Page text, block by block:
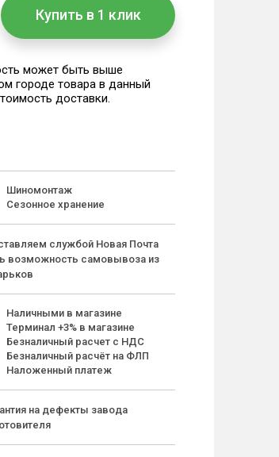
Купить в 1 клик
может быть выше
городе товара в данный
доставки.
Шиномонтаж
Сезонное хранение
службой Новая Почта
возможность самовывоза из
Наличными в магазине
Терминал +3% в магазине
Безналичный расчет с НДС
Безналичный расчёт на ФЛП
Наложенный платеж
на дефекты завода